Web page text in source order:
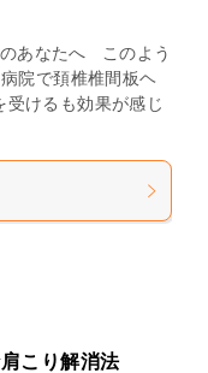
あなたへ このよう
院で頚椎椎間板ヘ
けるも効果が感じ
こり解消法